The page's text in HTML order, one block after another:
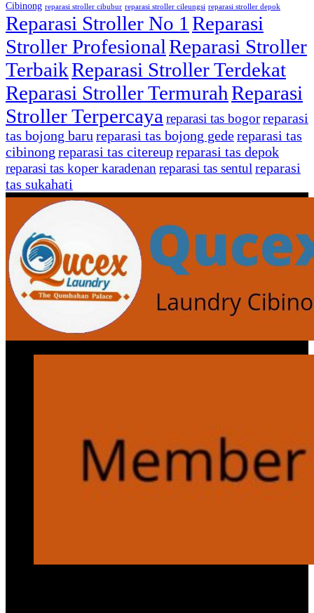
Cibinong reparasi stroller cibubur reparasi stroller cileungsi reparasi stroller depok
Reparasi Stroller No 1 Reparasi
Stroller ProfesionalReparasi Stroller
TerbaikReparasi Stroller Terdekat
Reparasi Stroller TermurahReparasi
Stroller Terpercaya reparasi tas bogorreparasi
tas bojong baru reparasi tas bojong gedereparasi tas
cibinong reparasi tas citereupreparasi tas depok
reparasi tas koper karadenan reparasi tas sentul reparasi
tas sukahati